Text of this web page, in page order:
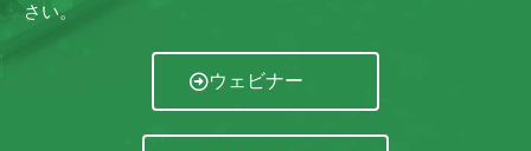
さい。
ウェビナー